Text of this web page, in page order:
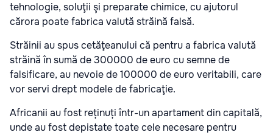
tehnologie, soluţii şi preparate chimice, cu ajutorul
cărora poate fabrica valută străină falsă.
Străinii au spus cetăţeanului că pentru a fabrica valută
străină în sumă de 300000 de euro cu semne de
falsificare, au nevoie de 100000 de euro veritabili, care
vor servi drept modele de fabricaţie.
Africanii au fost reținuți într-un apartament din capitală,
unde au fost depistate toate cele necesare pentru